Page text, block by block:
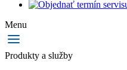
Menu
Produkty a služby